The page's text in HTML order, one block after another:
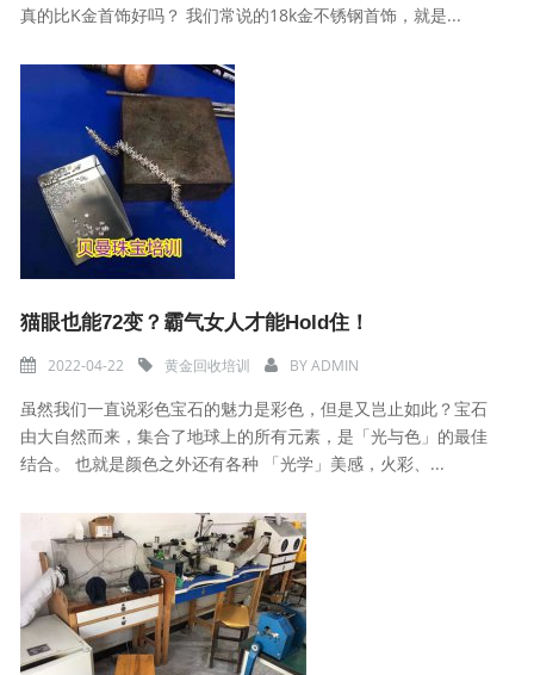
真的比K金首饰好吗？ 我们常说的18k金不锈钢首饰，就是...
猫眼也能72变？霸气女人才能Hold住！
2022-04-22 黄金回收培训 BYADMIN
虽然我们一直说彩色宝石的魅力是彩色，但是又岂止如此？宝石
由大自然而来，集合了地球上的所有元素，是「光与色」的最佳
结合。 也就是颜色之外还有各种 「光学」美感，火彩、...